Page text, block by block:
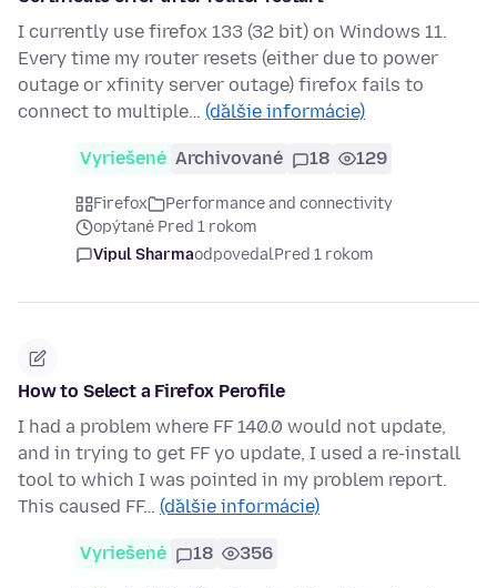
I currently use firefox 133 (32 bit) on Windows 11.
Every time my router resets (either due to power
outage or xfinity server outage) firefox fails to
connect to multiple… (ďalšie informácie)
Vyriešené Archivované 18 129
Firefox
Performance and connectivity
opýtané Pred 1 rokom
Vipul SharmaodpovedalPred 1 rokom
How to Select a Firefox Perofile
I had a problem where FF 140.0 would not update,
and in trying to get FF yo update, I used a re-install
tool to which I was pointed in my problem report.
This caused FF… (ďalšie informácie)
Vyriešené 18 356